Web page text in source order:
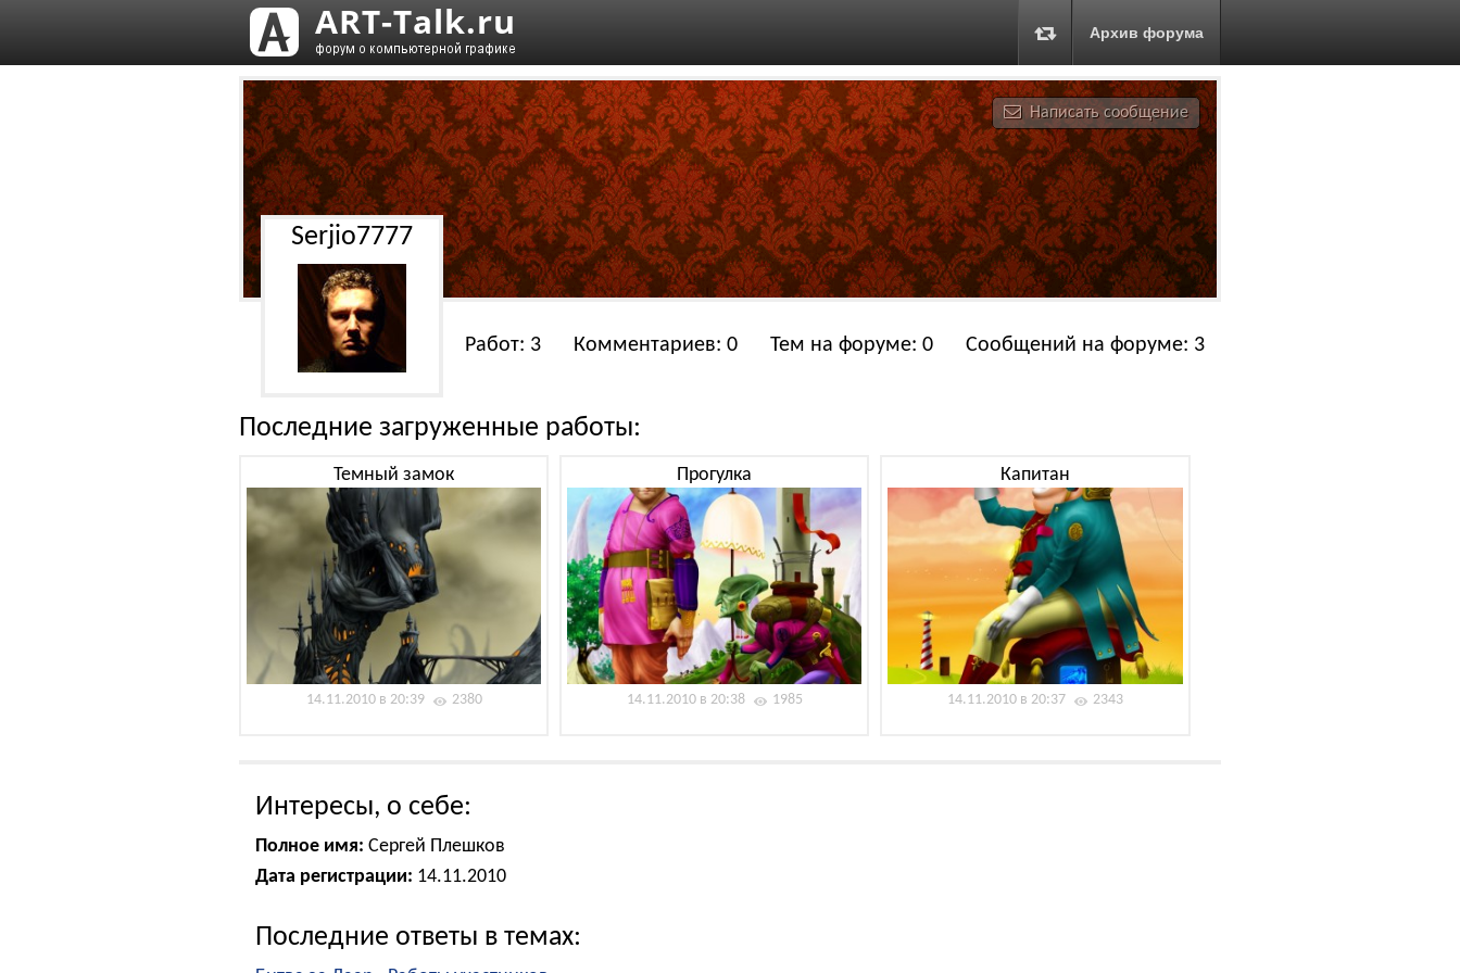
Архив форума
Написать сообщение
Serjio7777
Работ: 3 Комментариев: 0 Тем на форуме: 0 Сообщений на форуме: 3
Последние загруженные работы:
Темный замок
14.11.2010 в 20:39 2380
Прогулка
14.11.2010 в 20:38 1985
Капитан
14.11.2010 в 20:37 2343
Интересы, о себе:
Полное имя: Сергей Плешков
Дата регистрации: 14.11.2010
Последние ответы в темах: